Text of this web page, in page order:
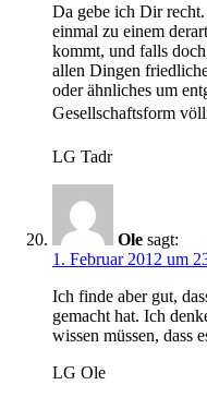
Da gebe ich Dir
einmal zu einem
kommt, und falls
allen Dingen
oder ähnliches um
Gesellschaftsform
LG Tadr
Ole sagt:
1. Februar 2012 um
Ich finde aber gut,
gemacht hat. Ich
wissen müssen, dass
LG Ole